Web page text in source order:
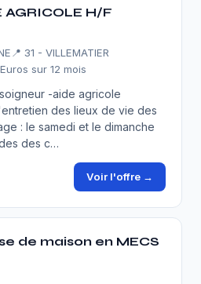
AGRICOLE H/F
📍 31 - VILLEMATIER
sur 12 mois
-aide agricole
des lieux de vie des
: le samedi et le dimanche
des c…
Voir l'offre →
de maison en MECS